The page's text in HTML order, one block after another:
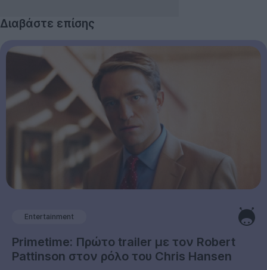
Διαβάστε επίσης
Entertainment
Primetime: Πρώτο trailer με τον Robert
Pattinson στον ρόλο του Chris Hansen